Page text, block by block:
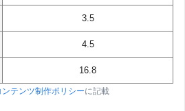
3.5
4.5
16.8
ンテンツ制作ポリシーに記載